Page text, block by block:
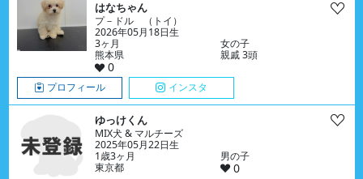
はなちゃん
プ－ドル （トイ）
2026年05月18日生
3ヶ月
女の子
熊本県
親戚 3頭
0
プロフィール インスタ
ゆっけくん
MIX犬 & マルチーズ
2025年05月22日生
1歳3ヶ月
男の子
東京都
0